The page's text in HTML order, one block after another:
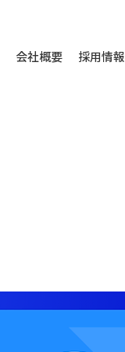
会社概要 採用情報